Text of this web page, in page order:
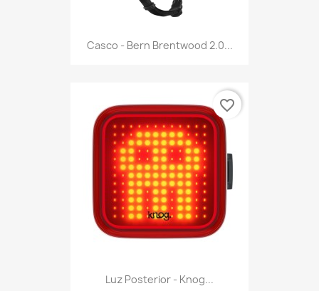
Casco - Bern Brentwood 2.0...
Luz Posterior - Knog...
favorite_border